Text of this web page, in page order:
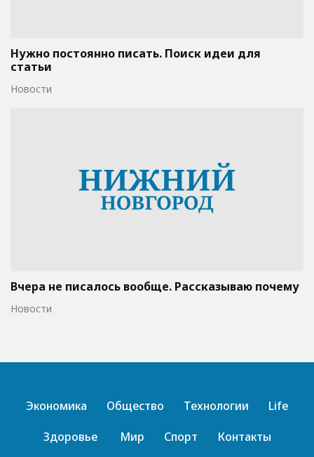
Нужно постоянно писать. Поиск идеи для
статьи
Новости
Вчера не писалось вообще. Рассказываю почему
Новости
Экономика Общество Технологии
Life
Здоровье
Мир Спорт Контакты